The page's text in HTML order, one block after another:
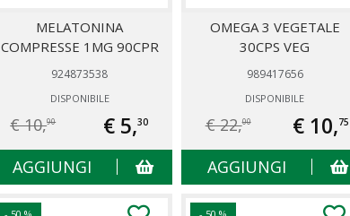
MELATONINA
COMPRESSE 1MG 90CPR
924873538
DISPONIBILE
€ 10,90 € 5,30
AGGIUNGI
OMEGA 3 VEGETALE
30CPS VEG
989417656
DISPONIBILE
€ 22,00 € 10,75
AGGIUNGI